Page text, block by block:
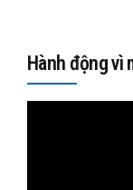
Hành động vì